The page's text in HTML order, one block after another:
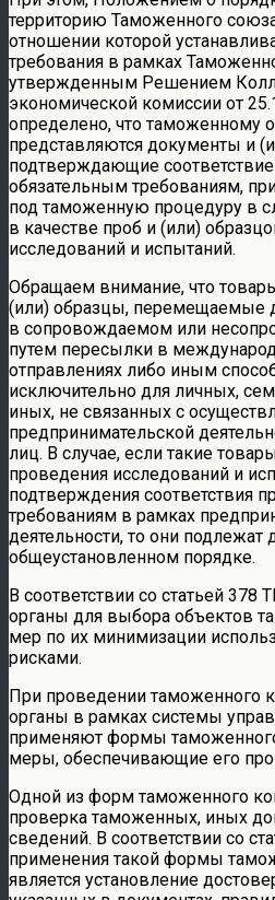
территорию Таможенного
отношении которой
требования в рамках
утвержденным Решением
экономической комиссии от
определено, что таможенному
представляются документы и
подтверждающие
обязательным требованиям,
под таможенную процедуру в
в качестве проб и (или)
исследований и испытаний.
Обращаем внимание, что
(или) образцы, перемещаемые
в сопровождаемом или
путем пересылки в
отправлениях либо иным
исключительно для личных,
иных, не связанных с
предпринимательской
лиц. В случае, если такие
проведения исследований и
подтверждения соответствия
требованиям в рамках
деятельности, то они
общеустановленном порядке.
В соответствии со статьей
органы для выбора объектов
мер по их минимизации
рисками.
При проведении таможенного
органы в рамках системы
применяют формы
меры, обеспечивающие его
Одной из форм таможенного
проверка таможенных, иных
сведений. В соответствии со
применения такой формы
является установление